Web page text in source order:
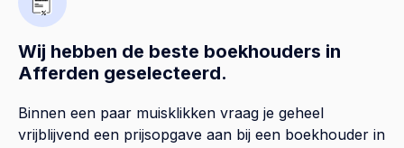
Wij hebben de beste boekhouders in
Afferden geselecteerd.
Binnen een paar muisklikken vraag je geheel
vrijblijvend een prijsopgave aan bij een boekhouder in